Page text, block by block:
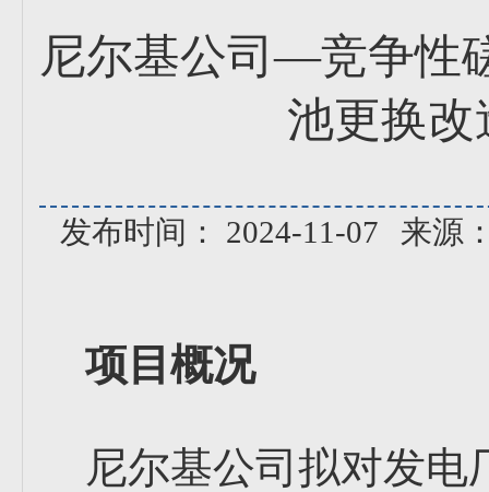
尼尔基公司—竞争性
池更换
发布时间： 2024-11-07 来源
项目概况
尼尔基公司拟对发电